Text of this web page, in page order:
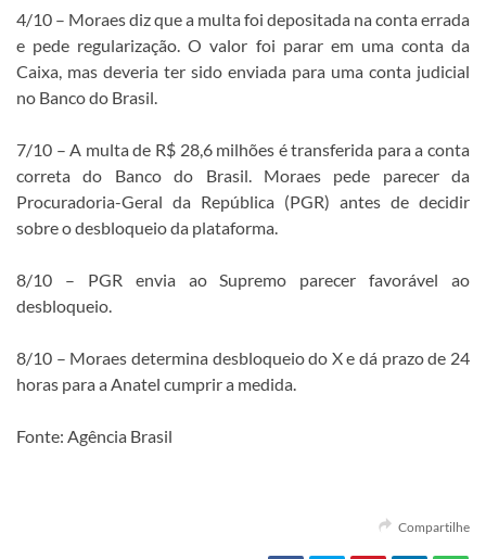
4/10 – Moraes diz que a multa foi depositada na conta errada
e pede regularização. O valor foi parar em uma conta da
Caixa, mas deveria ter sido enviada para uma conta judicial
no Banco do Brasil.
7/10 – A multa de R$ 28,6 milhões é transferida para a conta
correta do Banco do Brasil. Moraes pede parecer da
Procuradoria-Geral da República (PGR) antes de decidir
sobre o desbloqueio da plataforma.
8/10 – PGR envia ao Supremo parecer favorável ao
desbloqueio.
8/10 – Moraes determina desbloqueio do X e dá prazo de 24
horas para a Anatel cumprir a medida.
Fonte: Agência Brasil
Compartilhe